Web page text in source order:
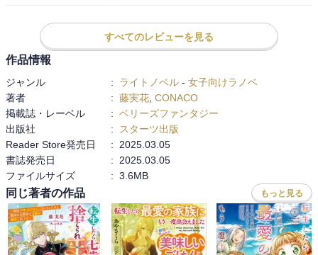
すべてのレビューを見る
作品情報
ジャンル : ライトノベル - 女子向けラノベ
著者
: 藤実花 CONACO
掲載誌・レーベル
: ベリーズファンタジー
出版社
:
スターツ出版
Reader Store発売日
:
2025.03.05
書誌発売日
:
2025.03.05
ファイルサイズ
: 3.6MB
同じ著者の作品 もっと見る